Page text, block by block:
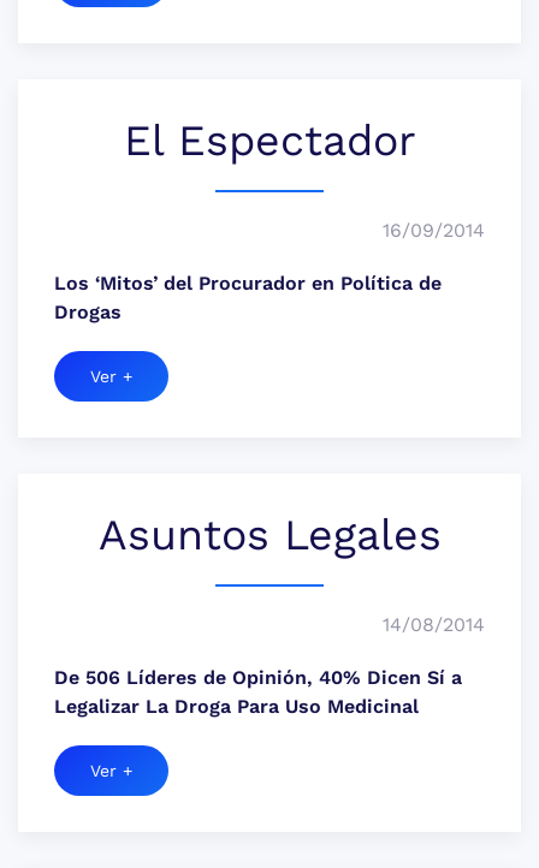
El Espectador
16/09/2014
Los ‘Mitos’ del Procurador en Política de
Drogas
Ver +
Asuntos Legales
14/08/2014
De 506 Líderes de Opinión, 40% Dicen Sí a
Legalizar La Droga Para Uso Medicinal
Ver +